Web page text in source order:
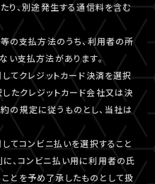
り、別途発生する通信料を含む
の支払方法のうち、利用者の所
い支払方法があります。
てクレジットカード決済を選択
たクレジットカード会社又は決
の規定に従うものとし、当社は
てコンビニ払いを選択すること
、コンビニ払い用に利用者の氏
とを予め了承したものとして扱